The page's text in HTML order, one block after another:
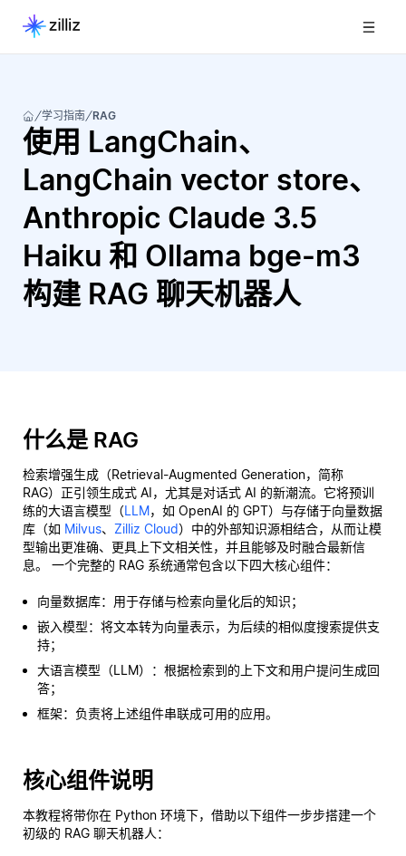
学习指南 RAG
使用 LangChain、
LangChain vector store、
Anthropic Claude 3.5
Haiku 和 Ollama bge-m3
构建 RAG 聊天机器人
什么是 RAG
检索增强生成（Retrieval-Augmented Generation，简称
RAG）正引领生成式 AI，尤其是对话式 AI 的新潮流。它将预训
练的大语言模型（LLM，如 OpenAI 的 GPT）与存储于向量数据
库（如 Milvus、 Zilliz Cloud）中的外部知识源相结合，从而让模
型输出更准确、更具上下文相关性，并且能够及时融合最新信
息。 一个完整的 RAG 系统通常包含以下四大核心组件：
向量数据库：用于存储与检索向量化后的知识；
嵌入模型：将文本转为向量表示，为后续的相似度搜索提供支
持；
大语言模型（LLM）：根据检索到的上下文和用户提问生成回
答；
框架：负责将上述组件串联成可用的应用。
核心组件说明
本教程将带你在 Python 环境下，借助以下组件一步步搭建一个
初级的 RAG 聊天机器人：